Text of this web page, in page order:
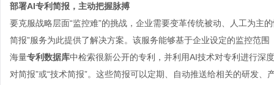
部署AI专利简报，主动把握脉搏
要克服战略层面“监控难”的挑战，企业需要变革传统被动、人工为主
简报”服务为此提供了解决方案。该服务能够基于企业设定的监控范
海量专利数据库中检索很新公开的专利，并利用AI技术对专利进行深
对简报”或“技术简报”。这些简报可以定期、自动推送给相关的研发